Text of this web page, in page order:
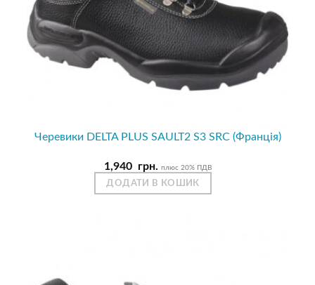
Черевики DELTA PLUS SAULT2 S3 SRC (Франція)
1,940 грн. плюс 20% ПДВ
ДОДАТИ В КОШИК